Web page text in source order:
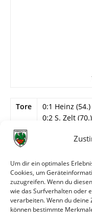
Um dir ein optimales
Cookies, um
zuzugreifen. Wenn du
wie das Surfverhalten oder
verarbeiten. Wenn du
können bestimmte
Tore
0:1 Heinz (54.)
0:2 S. Zelt (70.)
Info
Wormatia
Heger –
Stiebing,